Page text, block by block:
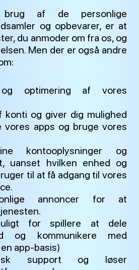
af de personlige
og opbevarer, er at
du anmoder om fra os, og
Men der er også andre
og optimering af vores
konti og giver dig mulighed
vores apps og bruge vores
kontooplysninger og
uanset hvilken enhed og
til at få adgang til vores
annoncer for at
for spillere at dele
og kommunikere med
app-basis)
support og løser